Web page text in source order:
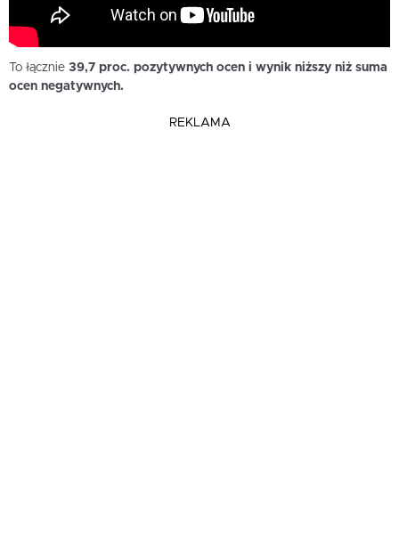
To łącznie 39,7 proc. pozytywnych ocen i wynik niższy niż suma
ocen negatywnych.
REKLAMA